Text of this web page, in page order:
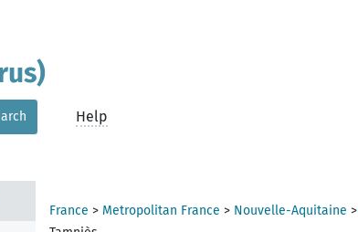
Help
France > Metropolitan France > Nouvelle-Aquitaine >